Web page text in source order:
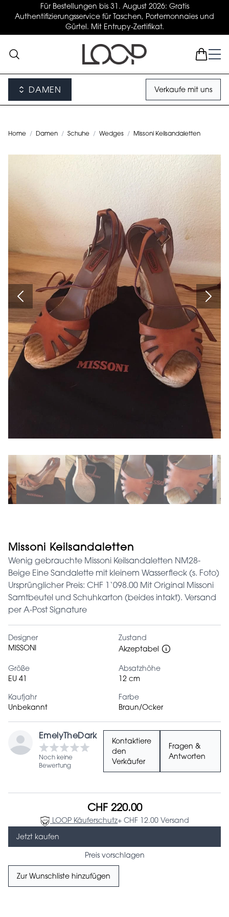
Für Bestellungen bis 31. August 2026: Gratis
Authentifizierungsservice für Taschen, Portemonnaies und
Gürtel. Mit Entrupy-Zertifikat.
DAMEN Verkaufe mit uns
Home / Damen / Schuhe / Wedges / Missoni Keilsandaletten
Missoni Keilsandaletten
Wenig gebrauchte Missoni Keilsandaletten NM28-
Beige Eine Sandalette mit kleinem Wasserfleck (s. Foto)
Ursprünglicher Preis: CHF 1‘098.00 Mit Original Missoni
Samtbeutel und Schuhkarton (beides intakt). Versand
per A-Post Signature
Designer
MISSONI
Zustand
Akzeptabel
Größe
EU 41
Absatzhöhe
12 cm
Kaufjahr
Unbekannt
Farbe
Braun/Ocker
EmelyTheDark
Noch keine
Bewertung
Kontaktiere
den
Verkäufer
Fragen &
Antworten
CHF 220.00
LOOP Käuferschutz+ CHF 12.00 Versand
Jetzt kaufen
Preis vorschlagen
Zur Wunschliste hinzufügen